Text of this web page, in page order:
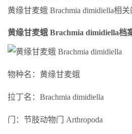
黄缘甘麦蛾 Brachmia dimidiella相关
黄缘甘麦蛾 Brachmia dimidiella档
物种名：黄缘甘麦蛾
拉丁名：Brachmia dimidiella
门：节肢动物门 Arthropoda